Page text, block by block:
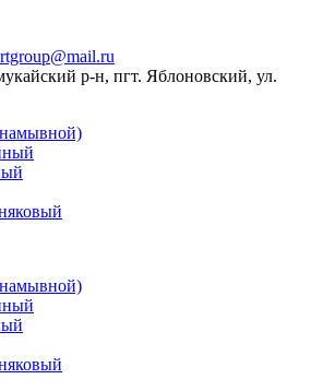
р-н, пгт. Яблоновский, ул.